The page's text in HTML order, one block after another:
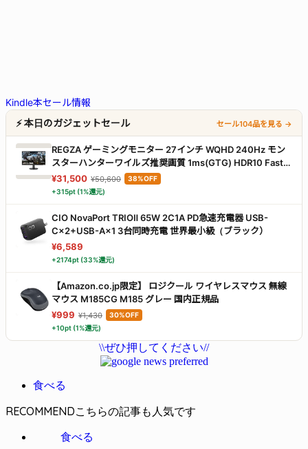
Kindle本セール情報
⚡ 本日のガジェットセール
セール104品を見る →
REGZA ゲーミングモニター 27インチ WQHD 240Hz モン
スターハンターワイルズ推奨画質 1ms(GTG) HDR10 Fast
IPSパネル Adaptive Sync HDMI対応 RM-G276N
¥31,500 ¥50,600
38%OFF
+315pt (1%還元)
CIO NovaPort TRIOⅡ 65W 2C1A PD急速充電器 USB-
C×2+USB-A×1 3台同時充電 世界最小級（ブラック）
¥6,589
+2174pt (33%還元)
【Amazon.co.jp限定】 ロジクール ワイヤレスマウス 無線
マウス M185CG M185 グレー 国内正規品
¥999 ¥1,430
30%OFF
+10pt (1%還元)
\\ぜひ押してください//
食べる
RECOMMEND
食べる